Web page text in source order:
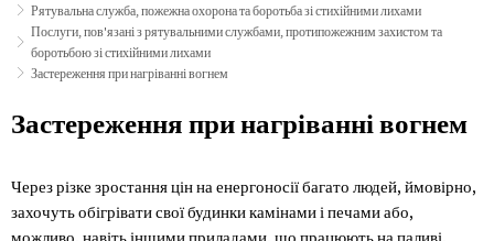
Рятувальна служба, пожежна охорона та боротьба зі стихійними лихами
Послуги, пов'язані з рятувальними службами, протипожежним захистом та
боротьбою зі стихійними лихами
Застереження при нагріванні вогнем
Застереження
нагріванні
Застереження при нагріванні вогнем
Через різке зростання цін на енергоносії багато людей, ймовірно,
захочуть обігрівати свої будинки камінами і печами або,
можливо, навіть іншими приладами, що працюють на паливі,